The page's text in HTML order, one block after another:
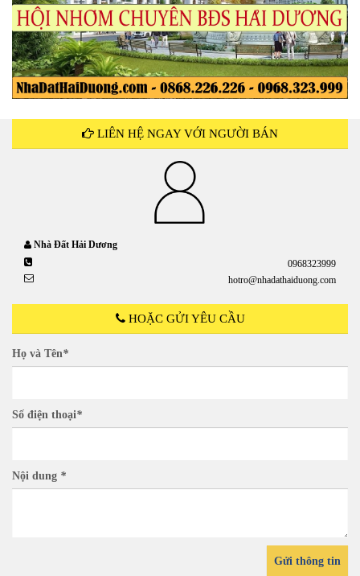
LIÊN HỆ NGAY VỚI NGƯỜI BÁN
Nhà Đất Hải Dương
0968323999
hotro@nhadathaiduong.com
HOẶC GỬI YÊU CẦU
Họ và Tên*
Số điện thoại*
Nội dung *
Gửi thông tin